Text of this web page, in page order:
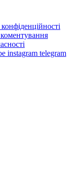
instagram telegram